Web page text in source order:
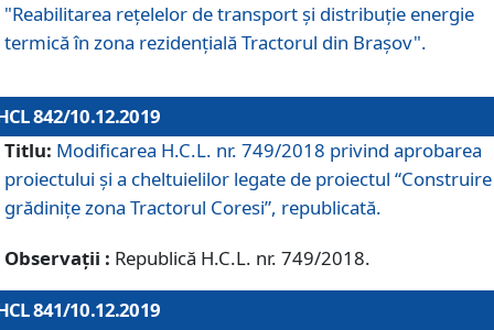
"Reabilitarea reţelelor de transport şi distribuţie energie
termică în zona rezidenţială Tractorul din Braşov".
842/10.12.2019
Titlu: Modificarea H.C.L. nr. 749/2018 privind aprobarea
proiectului și a cheltuielilor legate de proiectul “Construire
grădinițe zona Tractorul Coresi”, republicată.
Observații : Republică H.C.L. nr. 749/2018.
841/10.12.2019